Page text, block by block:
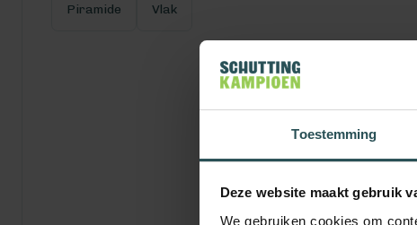
Toestemming
Deze website maakt gebruik
We gebruiken cookies om
Piramide Vlak